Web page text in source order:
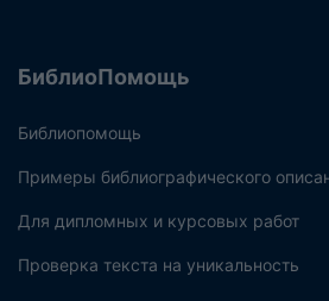
БиблиоПомощь
Библиопомощь
Примеры библиографического
Для дипломных и курсовых работ
Проверка текста на уникальность